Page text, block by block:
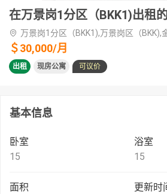
在万景岗1分区（BKK1)出租
万景岗1分区（BKK1),万景岗区（BKK),
＄30,000/月
出租 现房公寓 可议价
基本信息
卧室
15
浴室
15
面积
更新时